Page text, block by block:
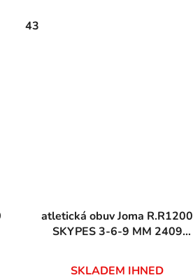
43
atletická obuv Joma R.R1200
SKYPES 3-6-9 MM 2409
SKLADEM IHNED